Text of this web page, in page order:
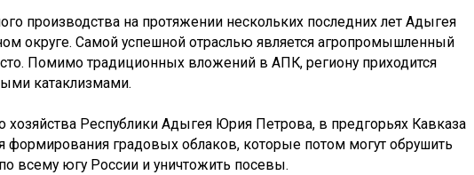
производства на протяжении нескольких последних лет Адыгея
округе. Самой успешной отраслью является агропромышленный
Помимо традиционных вложений в АПК, региону приходится
катаклизмами.
хозяйства Республики Адыгея Юрия Петрова, в предгорьях Кавказа
формирования градовых облаков, которые потом могут обрушить
всему югу России и уничтожить посевы.